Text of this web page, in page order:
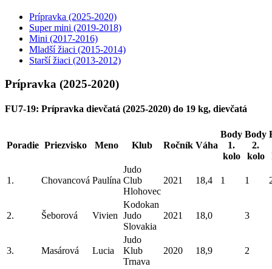
Prípravka (2025-2020)
Super mini (2019-2018)
Mini (2017-2016)
Mladší žiaci (2015-2014)
Starší žiaci (2013-2012)
Prípravka (2025-2020)
FU7-19: Prípravka dievčatá (2025-2020) do 19 kg, dievčatá
Poradie Priezvisko Meno Klub Ročník Váha
Body
1.
kolo
Body
2.
kolo
1. Chovancová Paulína
Judo
Club
Hlohovec
2021 18,4 1 1
2. Šeborová Vivien
Kodokan
Judo
Slovakia
2021 18,0 3
3. Masárová Lucia
Judo
Klub
Trnava
2020 18,9 2